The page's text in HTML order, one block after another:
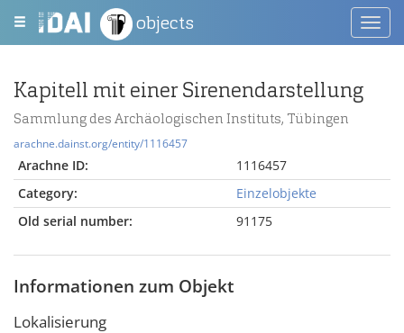
objects
Kapitell mit einer Sirenendarstellung
Sammlung des Archäologischen Instituts, Tübingen
arachne.dainst.org/entity/1116457
Arachne ID:
1116457
Category:
Einzelobjekte
Old serial number:
91175
Informationen zum Objekt
Lokalisierung